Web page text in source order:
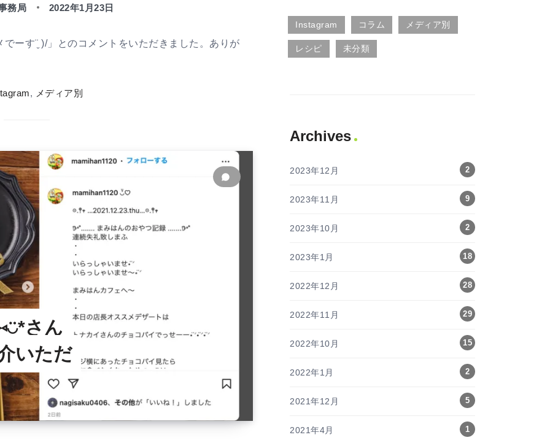
務局 2022年1月23日
ーす¨̮ )/」とのコメントをいただきました。ありが
, メディア別
さん
いただ
Instagram コラム メディア別
レシピ 未分類
Archives
2023年12月 2
2023年11月 9
2023年10月 2
2023年1月 18
2022年12月 28
2022年11月 29
2022年10月 15
2022年1月 2
2021年12月 5
2021年4月 1